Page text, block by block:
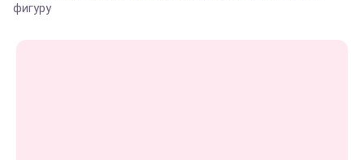
фигуру